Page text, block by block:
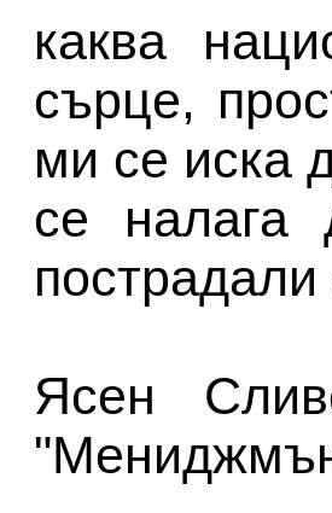
каква
сърце,
ми се иска
се налага
Ясен